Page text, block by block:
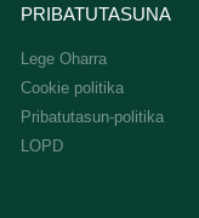
PRIBATUTASUNA
Lege Oharra
Cookie politika
Pribatutasun-politika
LOPD